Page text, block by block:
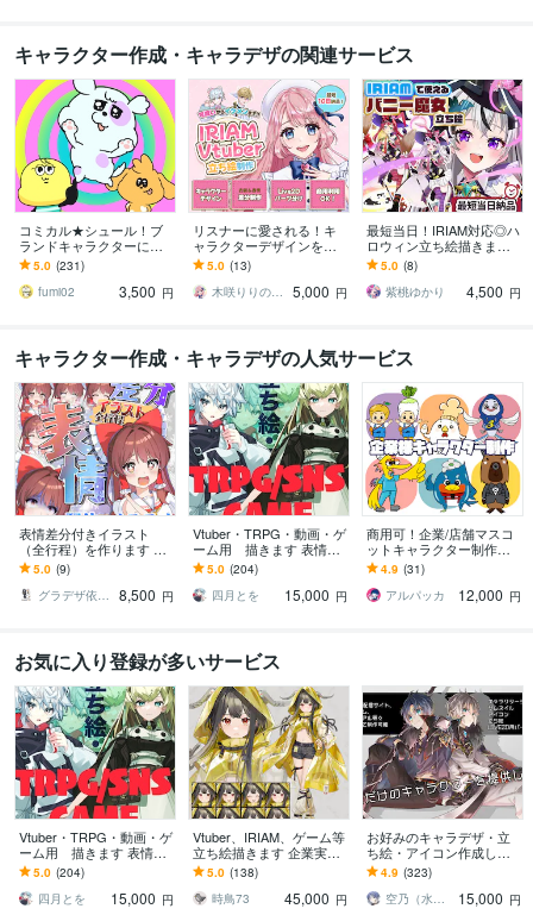
キャラクター作成・キャラデザの関連サービス
コミカル★シュール！ブ
ランドキャラクターにし
ます イメージ通り！これ
があなたのキャラクター
になる！
5.0 (231)
fumi02
3,500 円
リスナーに愛される！キ
ャラクターデザインをし
ます あなたのVtuber・IRI
AMデビューを華やかに応
援します
5.0 (13)
木咲りりのすけ
5,000 円
最短当日！IRIAM対応◎ハ
ロウィン立ち絵描きます
配信にも！バニーウィッ
チ♡カスタム立ち絵を即
納でお書きします
5.0 (8)
紫桃ゆかり
4,500 円
キャラクター作成・キャラデザの人気サービス
表情差分付きイラスト
（全行程）を作ります 配
信にオススメ！演出に合
わせたイラストを全行程
お作りします！
5.0 (9)
グラデザ依頼 ※活動名（グラデザねっこ）
8,500 円
Vtuber・TRPG・動画・ゲ
ーム用 描きます 表情差
分2枚無料付き（腰上～全
身制作の場合）
5.0 (204)
四月とを
15,000 円
商用可！企業/店舗マスコ
ットキャラクター制作し
ます ★ココナラ販売実績2
60件★キャラクター実績
多数！
4.9 (31)
アルパッカ
12,000 円
お気に入り登録が多いサービス
Vtuber・TRPG・動画・ゲ
ーム用 描きます 表情差
分2枚無料付き（腰上～全
身制作の場合）
5.0 (204)
四月とを
15,000 円
Vtuber、IRIAM、ゲーム等
立ち絵描きます 企業実績
多数！ハイクオリティな
イラストをお届けしま
す！
5.0 (138)
時鳥73
45,000 円
お好みのキャラデザ・立
ち絵・アイコン作成しま
す あなただけのキャラク
ターイラストを提供しま
す!
4.9 (323)
空乃（水飴）
15,000 円